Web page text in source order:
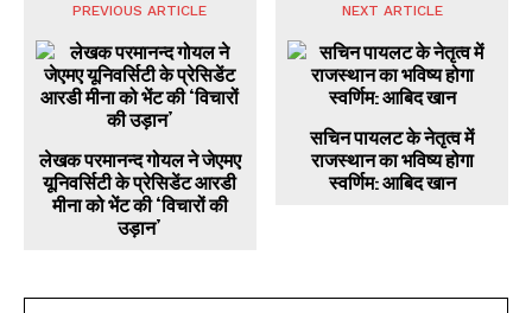
PREVIOUS ARTICLE
लेखक परमानन्द गोयल ने जेएमए
यूनिवर्सिटी के प्रेसिडेंट आरडी
मीना को भेंट की ‘विचारों की
उड़ान’
NEXT ARTICLE
सचिन पायलट के नेतृत्व में
राजस्थान का भविष्य होगा
स्वर्णिम: आबिद खान